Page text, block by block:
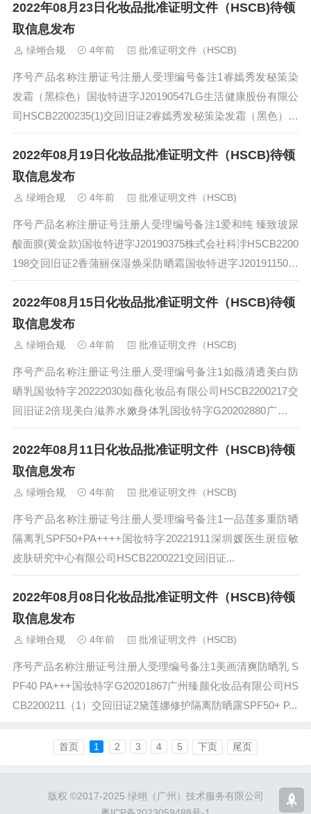
2022年08月23日化妆品批准证明文件（HSCB)待领
取信息发布
绿翊合规 4年前 批准证明文件（HSCB)
序号产品名称注册证号注册人受理编号备注1睿嫣秀发秘策染
发霜（黑棕色）国妆特进字J20190547LG生活健康股份有限公
司HSCB2200235(1)交回旧证2睿嫣秀发秘策染发霜（黑色）国
妆特进字J20...
2022年08月19日化妆品批准证明文件（HSCB)待领
取信息发布
绿翊合规 4年前 批准证明文件（HSCB)
序号产品名称注册证号注册人受理编号备注1爱和纯 臻致玻尿
酸面膜(黄金款)国妆特进字J20190375株式会社科浡HSCB2200
198交回旧证2香蒲丽保湿焕采防晒霜国妆特进字J20191150友
尔吉H...
2022年08月15日化妆品批准证明文件（HSCB)待领
取信息发布
绿翊合规 4年前 批准证明文件（HSCB)
序号产品名称注册证号注册人受理编号备注1如薇清透美白防
晒乳国妆特字20222030如薇化妆品有限公司HSCB2200217交
回旧证2倍现美白滋养水嫩身体乳国妆特字G20202880广州臻
颜化妆品有限公...
2022年08月11日化妆品批准证明文件（HSCB)待领
取信息发布
绿翊合规 4年前 批准证明文件（HSCB)
序号产品名称注册证号注册人受理编号备注1一品莲多重防晒
隔离乳SPF50+PA++++国妆特字20221911深圳媛医生斑痘敏
皮肤研究中心有限公司HSCB2200221交回旧证...
2022年08月08日化妆品批准证明文件（HSCB)待领
取信息发布
绿翊合规 4年前 批准证明文件（HSCB)
序号产品名称注册证号注册人受理编号备注1美画清爽防晒乳 S
PF40 PA+++国妆特字G20201867广州臻颜化妆品有限公司HS
CB2200211（1）交回旧证2黛莲娜修护隔离防晒露SPF50+ P...
首页 1 2 3 4 5 下页 尾页
版权 ©2017-2025 绿翊（广州）技术服务有限公司